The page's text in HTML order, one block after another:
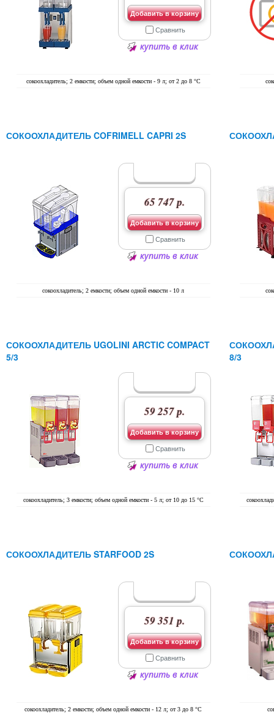
сокоохладитель; 2 емкости; объем одной емкости - 9 л; от 2 до 8 °C
Добавить в корзину
Сравнить
купить в клик
СОКООХЛАДИТЕЛЬ COFRIMELL CAPRI 2S
сокоохладитель; 2 емкости; объем одной емкости - 10 л
65 747 р.
Добавить в корзину
Сравнить
купить в клик
СОКООХЛАДИТЕЛЬ UGOLINI ARCTIC COMPACT
5/3
сокоохладитель; 3 емкости; объем одной емкости - 5 л; от 10 до 15 °C
59 257 р.
Добавить в корзину
Сравнить
купить в клик
8/3
СОКООХЛАДИТЕЛЬ STARFOOD 2S
сокоохладитель; 2 емкости; объем одной емкости - 12 л; от 3 до 8 °C
59 351 р.
Добавить в корзину
Сравнить
купить в клик